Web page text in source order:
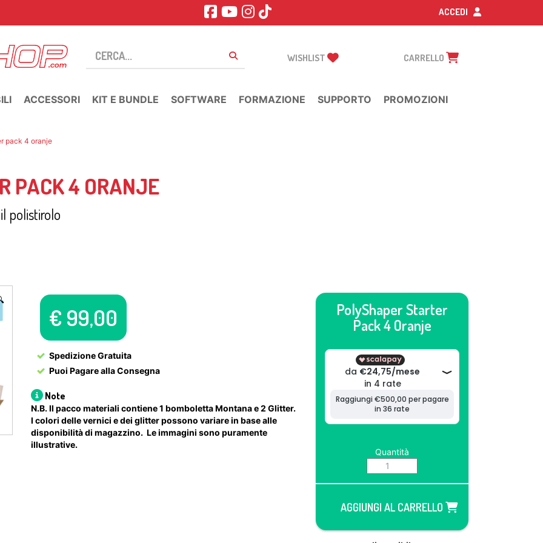
ACCEDI
WISHLIST CARRELLO
ACCESSORI KIT E BUNDLE SOFTWARE FORMAZIONE SUPPORTO PROMOZIONI
pack 4 oranje
PACK 4 ORANJE
polistirolo
€ 99,00
Spedizione Gratuita
Puoi Pagare alla Consegna
Note
N.B. Il pacco materiali contiene 1 bomboletta Montana e 2 Glitter.
I colori delle vernici e dei glitter possono variare in base alle
disponibilità di magazzino. Le immagini sono puramente
illustrative.
PolyShaper Starter
Pack 4 Oranje
Quantità
AGGIUNGI AL CARRELLO